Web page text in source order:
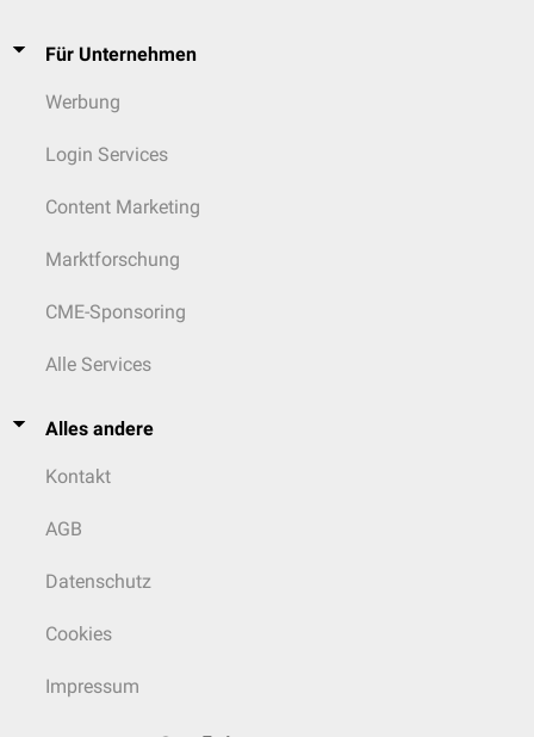
Für Unternehmen
Werbung
Login Services
Content Marketing
Marktforschung
CME-Sponsoring
Alle Services
Alles andere
Kontakt
AGB
Datenschutz
Cookies
Impressum